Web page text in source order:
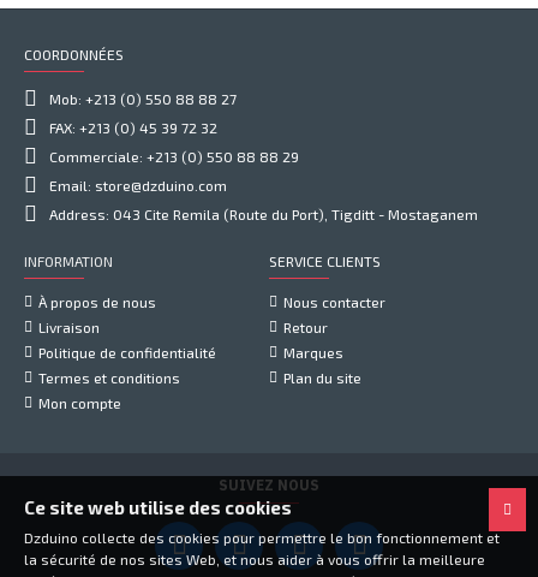
COORDONNÉES
Mob: +213 (0) 550 88 88 27
FAX: +213 (0) 45 39 72 32
Commerciale: +213 (0) 550 88 88 29
Email: store@dzduino.com
Address: 043 Cite Remila (Route du Port), Tigditt - Mostaganem
INFORMATION
À propos de nous
Livraison
Politique de confidentialité
Termes et conditions
Mon compte
SERVICE CLIENTS
Nous contacter
Retour
Marques
Plan du site
SUIVEZ NOUS
Ce site web utilise des cookies
Dzduino collecte des cookies pour permettre le bon fonctionnement et
la sécurité de nos sites Web, et nous aider à vous offrir la meilleure